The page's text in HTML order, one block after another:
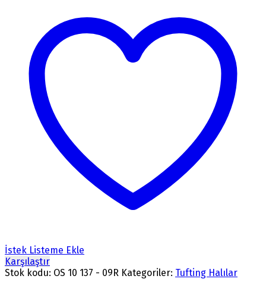
İstek Listeme Ekle
Karşılaştır
Stok kodu: OS 10 137 - 09R Kategoriler: Tufting Halılar